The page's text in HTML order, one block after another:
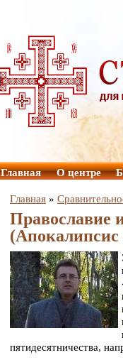
Главная О центре
Главная »
Православие
(Апокалипсис
пятидесятничества,